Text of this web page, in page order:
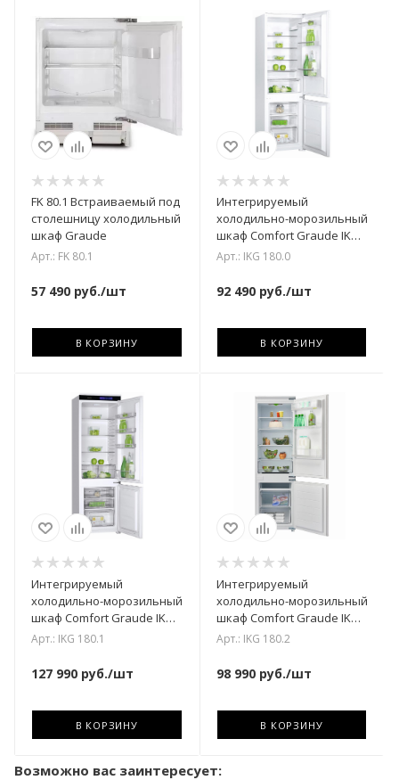
FK 80.1 Встраиваемый под
столешницу холодильный
шкаф Graude
Арт.: FK 80.1
57 490 руб./шт
В КОРЗИНУ
Интегрируемый
холодильно-морозильный
шкаф Comfort Graude IKG
180.0
Арт.: IKG 180.0
92 490руб./шт
В КОРЗИНУ
Интегрируемый
холодильно-морозильный
шкаф Comfort Graude IKG
180.1
Арт.: IKG 180.1
127 990 руб./шт
В КОРЗИНУ
Интегрируемый
холодильно-морозильный
шкаф Comfort Graude IKG
180.2
Арт.: IKG 180.2
98 990руб./шт
В КОРЗИНУ
Возможно вас заинтересует: